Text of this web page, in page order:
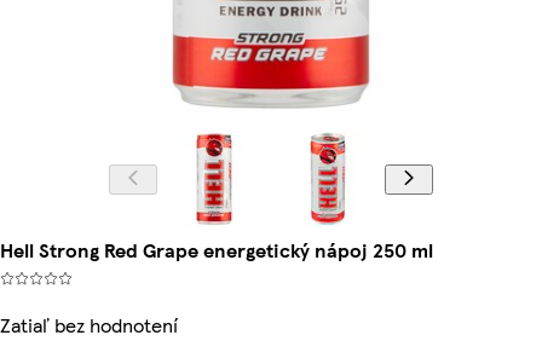
Hell Strong Red Grape energetický nápoj 250 ml
Zatiaľ bez hodnotení